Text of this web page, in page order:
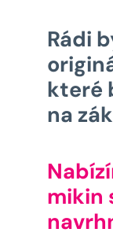
Rádi
které
na
mikin